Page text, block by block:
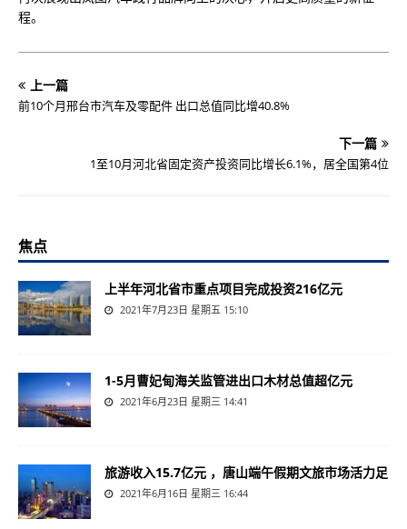
程。
上一篇
前10个月邢台市汽车及零配件 出口总值同比增40.8%
下一篇
1至10月河北省固定资产投资同比增长6.1%，居全国第4位
焦点
上半年河北省市重点项目完成投资216亿元
2021年7月23日 星期五 15:10
1-5月曹妃甸海关监管进出口木材总值超亿元
2021年6月23日 星期三 14:41
旅游收入15.7亿元 ，唐山端午假期文旅市场活力足
2021年6月16日 星期三 16:44